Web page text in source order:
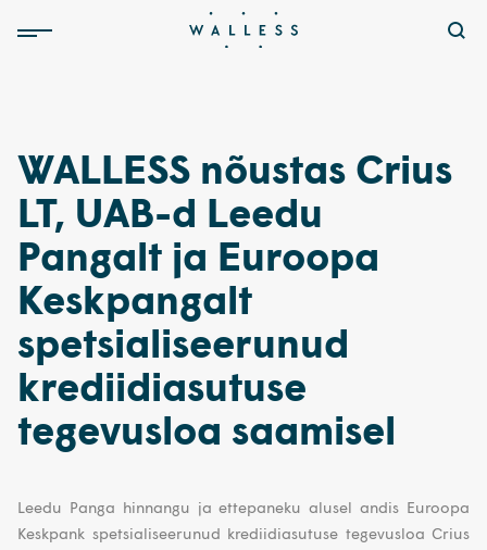
WALLESS nõustas Crius
LT, UAB-d Leedu
Pangalt ja Euroopa
Keskpangalt
spetsialiseerunud
krediidiasutuse
tegevusloa saamisel
Leedu Panga hinnangu ja ettepaneku alusel andis Euroopa
Keskpank spetsialiseerunud krediidiasutuse tegevusloa Crius